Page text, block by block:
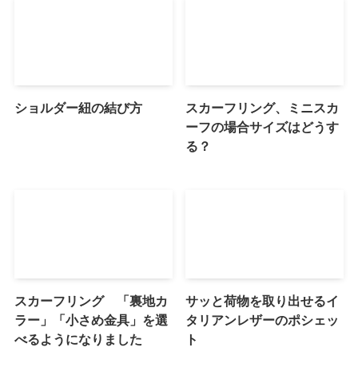
ショルダー紐の結び方
スカーフリング、ミニスカ
ーフの場合サイズはどうす
る？
スカーフリング 「裏地カ
ラー」「小さめ金具」を選
べるようになりました
サッと荷物を取り出せるイ
タリアンレザーのポシェッ
ト